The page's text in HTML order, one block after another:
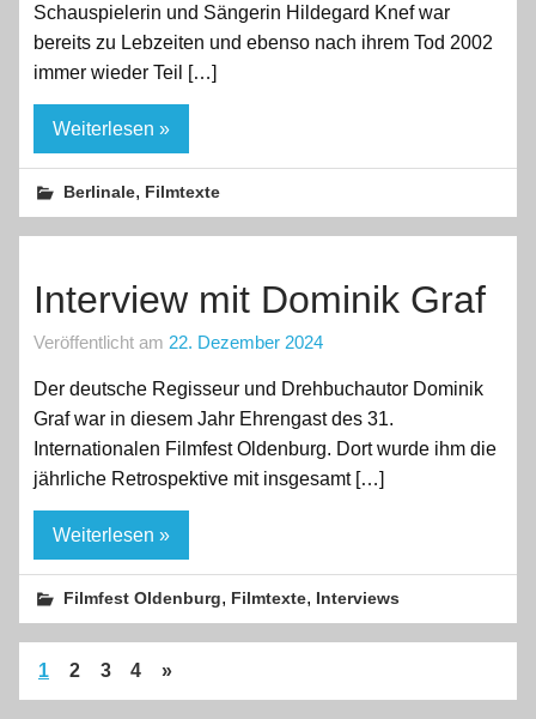
Schauspielerin und Sängerin Hildegard Knef war
bereits zu Lebzeiten und ebenso nach ihrem Tod 2002
immer wieder Teil […]
Weiterlesen »
Berlinale, Filmtexte
Interview mit Dominik Graf
Veröffentlicht am 22. Dezember 2024
Der deutsche Regisseur und Drehbuchautor Dominik
Graf war in diesem Jahr Ehrengast des 31.
Internationalen Filmfest Oldenburg. Dort wurde ihm die
jährliche Retrospektive mit insgesamt […]
Weiterlesen »
Filmfest Oldenburg, Filmtexte, Interviews
1 2 3 4 »